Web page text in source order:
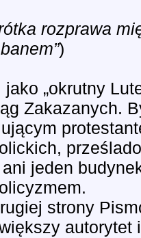
rozprawa
)
jako „okrutny
Zakazanych.
jeden
strony
autorytet